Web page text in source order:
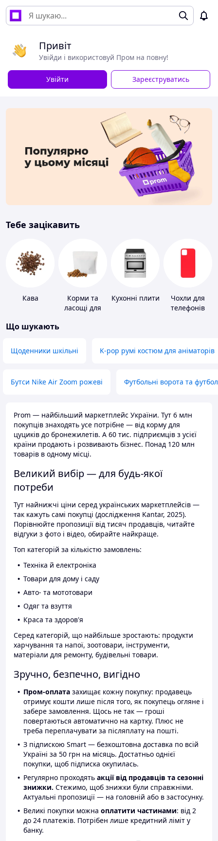
Привіт
Увійди і використовуй Пром на повну!
Увійти Зареєструватись
Тебе зацікавить
Кава
Корми та
ласощі для
Кухонні плити
Чохли для
телефонів
Що шукають
Щоденники шкільні K-pop румі костюм для аніматорів
Бутси Nike Air Zoom рожеві Футбольні ворота та
Prom — найбільший маркетплейс України. Тут 6 млн
покупців знаходять усе потрібне — від корму для
цуциків до бронежилетів. А 60 тис. підприємців з усієї
країни продають і розвивають бізнес. Понад 120 млн
товарів в одному місці.
Великий вибір — для будь-якої
потреби
Тут найнижчі ціни серед українських маркетплейсів —
так кажуть самі покупці (дослідження Kantar, 2025).
Порівнюйте пропозиції від тисяч продавців, читайте
відгуки з фото і відео, обирайте найкраще.
Топ категорій за кількістю замовлень:
Техніка й електроніка
Товари для дому і саду
Авто- та мототовари
Одяг та взуття
Краса та здоров'я
Серед категорій, що найбільше зростають: продукти
харчування та напої, зоотовари, інструменти,
матеріали для ремонту, будівельні товари.
Зручно, безпечно, вигідно
Пром-оплата захищає кожну покупку: продавець
отримує кошти лише після того, як покупець огляне і
забере замовлення. Щось не так — гроші
повертаються автоматично на картку. Плюс не
треба переплачувати за післяплату на пошті.
З підпискою Smart — безкоштовна доставка по всій
Україні за 50 грн на місяць. Достатньо однієї
покупки, щоб підписка окупилась.
Регулярно проходять акції від продавців та сезонні
знижки. Стежимо, щоб знижки були справжніми.
Актуальні пропозиції — на головній або в застосунку.
Великі покупки можна оплатити частинами: від 2
до 24 платежів. Потрібен лише кредитний ліміт у
банку.